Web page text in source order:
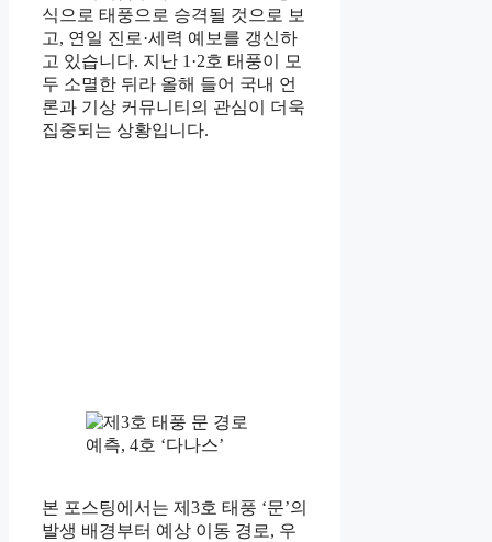
식으로 태풍으로 승격될 것으로 보
고, 연일 진로·세력 예보를 갱신하
고 있습니다. 지난 1·2호 태풍이 모
두 소멸한 뒤라 올해 들어 국내 언
론과 기상 커뮤니티의 관심이 더욱
집중되는 상황입니다.
본 포스팅에서는 제3호 태풍 ‘문’의
발생 배경부터 예상 이동 경로, 우